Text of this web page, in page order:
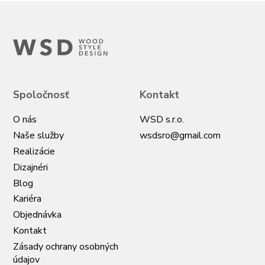
Spoločnosť
O nás
Naše služby
Realizácie
Dizajnéri
Blog
Kariéra
Objednávka
Kontakt
Zásady ochrany osobných
údajov
Kontakt
WSD s.r.o.
wsdsro@gmail.com